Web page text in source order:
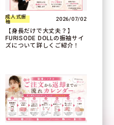
成人式振
袖
2026/07/02
【身長だけで大丈夫？】
FURISODE DOLLの振袖サイ
ズについて詳しくご紹介！